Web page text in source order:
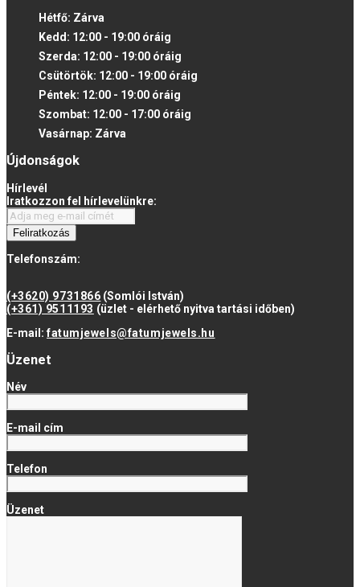
Hétfő: Zárva
Kedd: 12:00 - 19:00 óráig
Szerda: 12:00 - 19:00 óráig
Csütörtök: 12:00 - 19:00 óráig
Péntek: 12:00 - 19:00 óráig
Szombat: 12:00 - 17:00 óráig
Vasárnap: Zárva
Újdonságok
Hírlevél
Iratkozzon fel hírlevelünkre:
Feliratkozás
Telefonszám:
(+3620) 9731866 (Somlói István)
(+361) 9511193 (üzlet - elérhető nyitva tartási időben)
E-mail: fatumjewels@fatumjewels.hu
Üzenet
Név
E-mail cím
Telefon
Üzenet